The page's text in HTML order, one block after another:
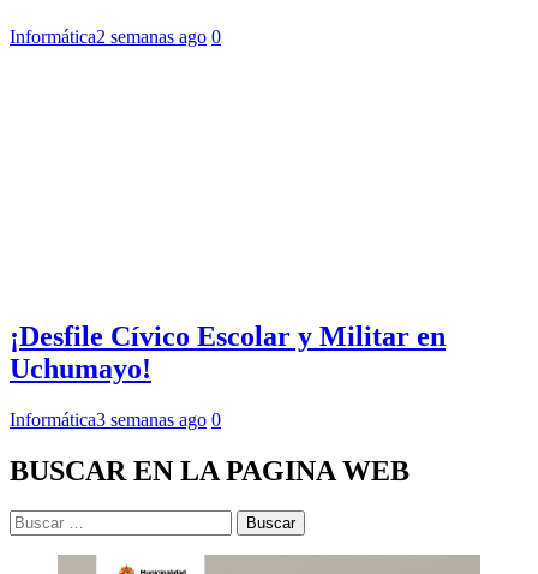
Informática2 semanas ago 0
¡Desfile Cívico Escolar y Militar en
Uchumayo!
Informática3 semanas ago 0
BUSCAR EN LA PAGINA WEB
Buscar: